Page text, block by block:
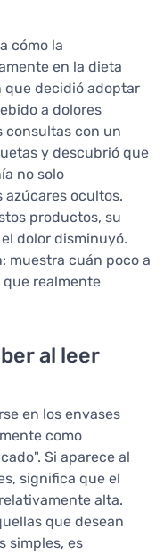
cómo la
en la dieta
que decidió adoptar
a dolores
consultas con un
y descubrió que
no solo
ocultos.
productos, su
dolor disminuyó.
muestra cuán poco a
que realmente
al leer
en los envases
como
Si aparece al
significa que el
alta.
que desean
simples, es